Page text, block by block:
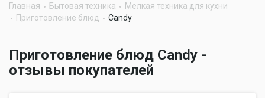
Главная Бытовая техника
Мелкая техника для кухни
Приготовление блюд
Candy
Приготовление блюд Candy -
отзывы покупателей